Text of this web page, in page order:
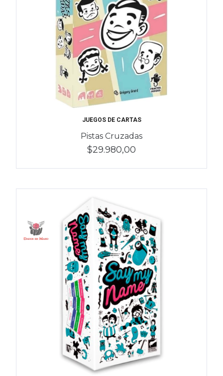
JUEGOS DE CARTAS
Pistas Cruzadas
$29.980,00